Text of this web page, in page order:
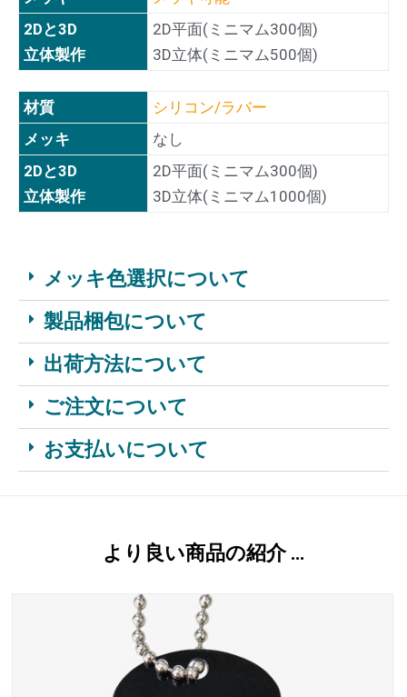
2Dと3D
立体製作
2D平面(ミニマム300個)
3D立体(ミニマム500個)
材質
メッキ
2Dと3D
立体製作
シリコン/ラバー
なし
2D平面(ミニマム300個)
3D立体(ミニマム1000個)
メッキ色選択について
製品梱包について
出荷方法について
ご注文について
お支払いについて
より良い商品の紹介 …